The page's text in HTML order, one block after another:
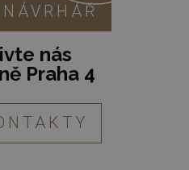
nás
Praha 4